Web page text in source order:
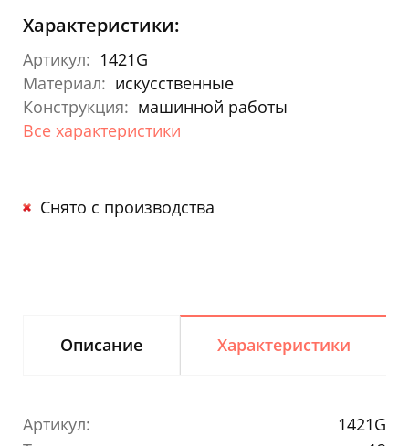
Характеристики:
Артикул: 1421G
Материал: искусственные
Конструкция: машинной работы
Все характеристики
Снято с производства
Описание Характеристики
Артикул:
1421G